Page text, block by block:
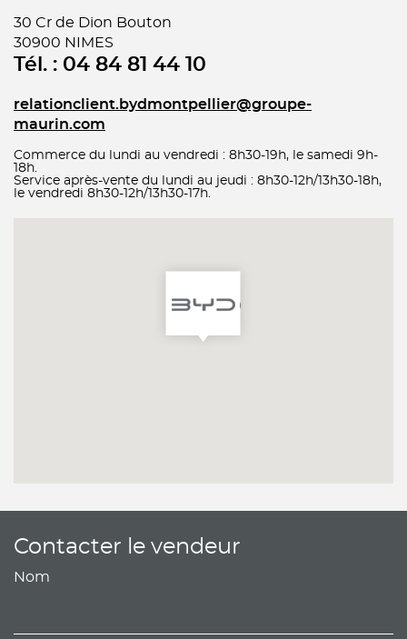
30 Cr de Dion Bouton
30900 NIMES
Tél. : 04 84 81 44 10
relationclient.bydmontpellier@groupe-
maurin.com
Commerce du lundi au vendredi : 8h30-19h, le samedi 9h-
18h.
Service après-vente du lundi au jeudi : 8h30-12h/13h30-18h,
le vendredi 8h30-12h/13h30-17h.
Contacter le vendeur
Nom